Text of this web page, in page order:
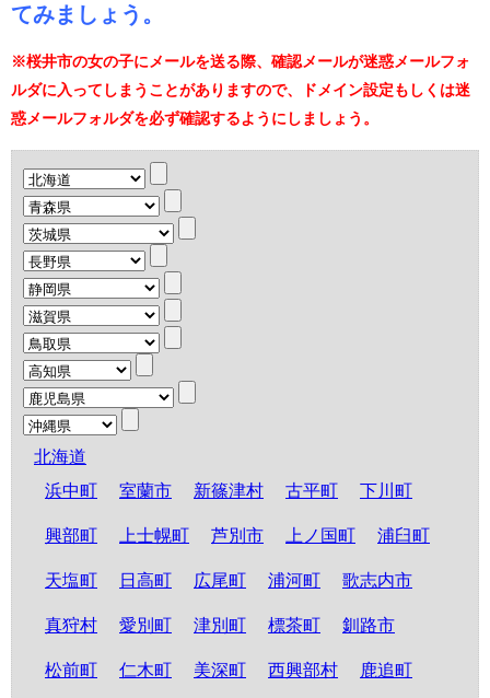
てみましょう。
※桜井市の女の子にメールを送る際、確認メールが迷惑メールフォ
ルダに入ってしまうことがありますので、ドメイン設定もしくは迷
惑メールフォルダを必ず確認するようにしましょう。
北海道
浜中町
室蘭市 新篠津村 古平町 下川町
興部町 上士幌町 芦別市 上ノ国町 浦臼町
天塩町 日高町 広尾町 浦河町 歌志内市
真狩村 愛別町 津別町 標茶町 釧路市
松前町 仁木町 美深町 西興部村 鹿追町